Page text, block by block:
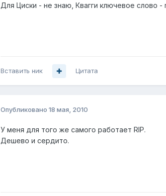
Для Циски - не знаю, Квагги ключевое слово -
Вставить ник Цитата
Опубликовано 18 мая, 2010
У меня для того же самого работает RIP.
Дешево и сердито.